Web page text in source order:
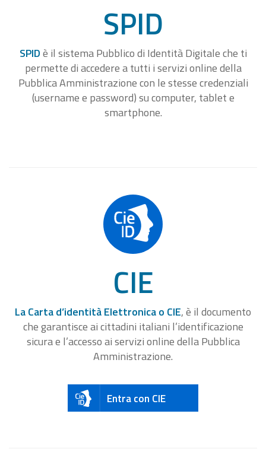
SPID
SPIDè il sistema Pubblico di Identità Digitale che ti
permette di accedere a tutti i servizi online della
Pubblica Amministrazione con le stesse credenziali
(username e password) su computer, tablet e
smartphone.
CIE
La Carta d’identità Elettronica o CIE, è il documento
che garantisce ai cittadini italiani l’identificazione
sicura e l’accesso ai servizi online della Pubblica
Amministrazione.
Entra con CIE